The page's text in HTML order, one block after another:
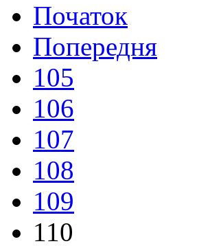
Початок
Попередня
105
106
107
108
109
110